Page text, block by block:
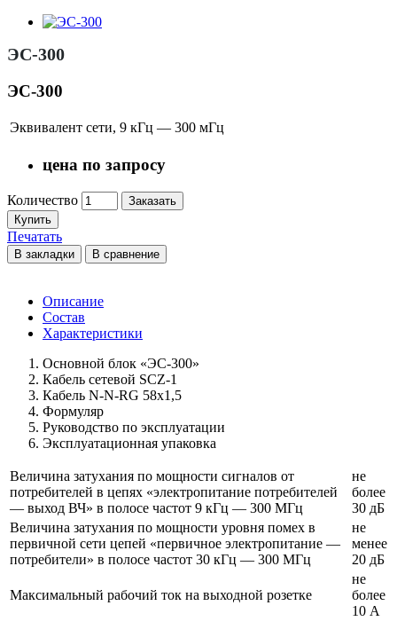
ЭС-300
ЭС-300
Эквивалент сети, 9 кГц — 300 мГц
цена по запросу
Количество
Заказать
Купить
Печатать
В закладки В сравнение
Описание
Состав
Характеристики
Основной блок «ЭС-300»
Кабель сетевой SCZ-1
Кабель N-N-RG 58х1,5
Формуляр
Руководство по эксплуатации
Эксплуатационная упаковка
Величина затухания по мощности сигналов от
потребителей в цепях «электропитание потребителей
― выход ВЧ» в полосе частот 9 кГц ― 300 МГц
не
более
30 дБ
Величина затухания по мощности уровня помех в
первичной сети цепей «первичное электропитание ―
потребители» в полосе частот 30 кГц ― 300 МГц
не
менее
20 дБ
Максимальный рабочий ток на выходной розетке
не
более
10 А